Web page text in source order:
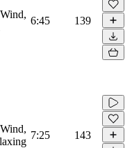
6:45 139
7:25 143